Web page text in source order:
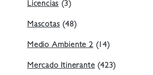
Licencias(3)
Mascotas(48)
Medio Ambiente 2(14)
Mercado Itinerante(423)